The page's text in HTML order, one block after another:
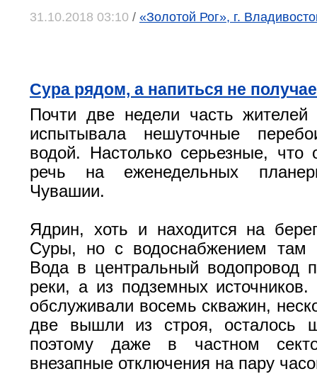
31.10.2018 03:10 / «Золотой Рог», г.
Сура рядом, а напиться не
Почти две недели часть жителей
испытывала нешуточные
водой. Настолько серьезные, что
речь на еженедельных
Чувашии.
Ядрин, хоть и находится на
Суры, но с водоснабжением там
Вода в центральный водопровод
реки, а из подземных источников.
обслуживали восемь скважин,
две вышли из строя, осталось
поэтому даже в частном
внезапные отключения на пару